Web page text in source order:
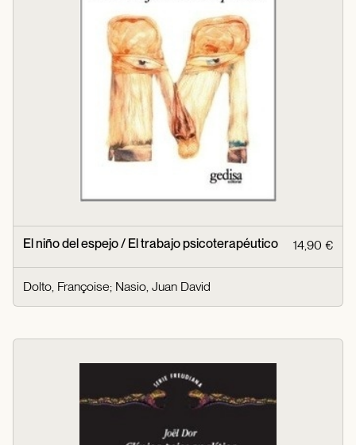
El niño del espejo / El trabajo psicoterapéutico 14,90 €
Dolto, Françoise; Nasio, Juan David